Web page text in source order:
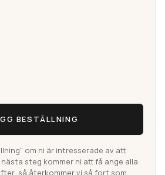
kr.
BESTÄLLNING
om ni är intresserade av att
steg kommer ni att få ange alla
så återkommer vi så fort som